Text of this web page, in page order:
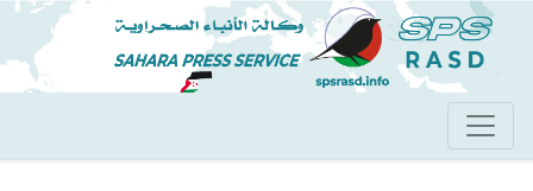
تجاوز
إلى
المحتوى
الرئيسي